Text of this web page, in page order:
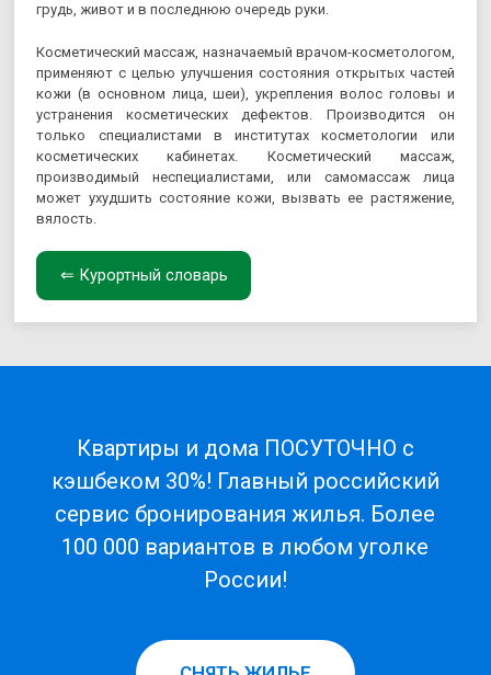
грудь, живот и в последнюю очередь руки.
Косметический массаж, назначаемый врачом-косметологом,
применяют с целью улучшения состояния открытых частей
кожи (в основном лица, шеи), укрепления волос головы и
устранения косметических дефектов. Производится он
только специалистами в институтах косметологии или
косметических кабинетах. Косметический массаж,
производимый неспециалистами, или самомассаж лица
может ухудшить состояние кожи, вызвать ее растяжение,
вялость.
⇐ Курортный словарь
Квартиры и дома ПОСУТОЧНО с
кэшбеком 30%! Главный российский
сервис бронирования жилья. Более
100 000 вариантов в любом уголке
России!